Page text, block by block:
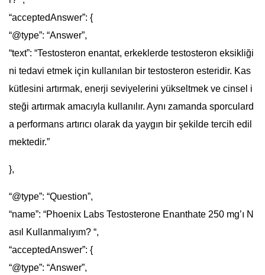
“acceptedAnswer”: {
“@type”: “Answer”,
“text”: “Testosteron enantat, erkeklerde testosteron eksikliği
ni tedavi etmek için kullanılan bir testosteron esteridir. Kas
kütlesini artırmak, enerji seviyelerini yükseltmek ve cinsel i
steği artırmak amacıyla kullanılır. Aynı zamanda sporculard
a performans artırıcı olarak da yaygın bir şekilde tercih edil
mektedir.”
},
“@type”: “Question”,
“name”: “Phoenix Labs Testosterone Enanthate 250 mg’ı N
asıl Kullanmalıyım? “,
“acceptedAnswer”: {
“@type”: “Answer”,